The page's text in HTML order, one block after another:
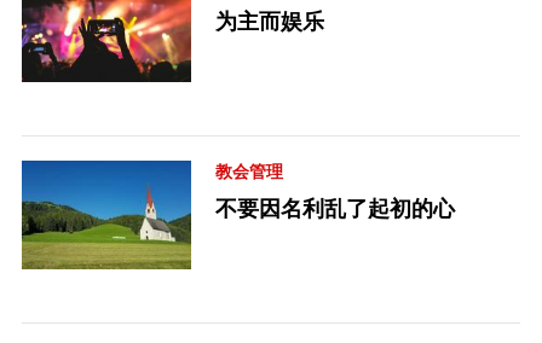
为主而娱乐
教会管理
不要因名利乱了起初的心